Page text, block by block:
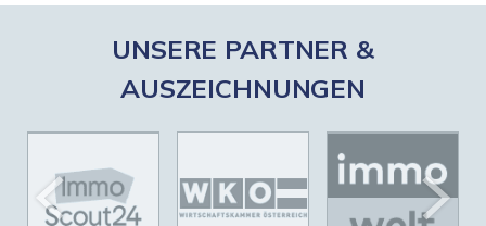
UNSERE PARTNER &
AUSZEICHNUNGEN